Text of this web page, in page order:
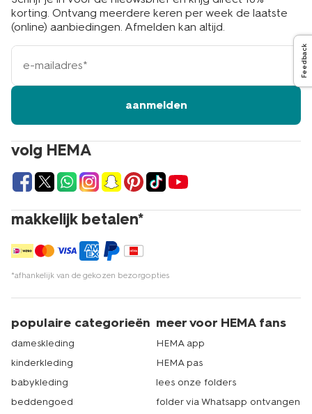
volg HEMA
makkelijk betalen*
*afhankelijk van de gekozen bezorgopties
korting. Ontvang meerdere keren per week de laatste
(online) aanbiedingen. Afmelden kan altijd.
e-
mailadres
aanmelden
populaire categorieën
dameskleding
kinderkleding
babykleding
beddengoed
meer voor HEMA fans
HEMA app
HEMA pas
lees onze folders
folder via Whatsapp ontvangen
Feedback